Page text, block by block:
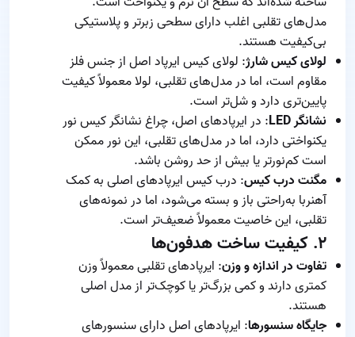
مدل‌های تقلبی اغلب دارای سطحی زبرتر و پلاستیکی
بی‌کیفیت هستند.
لولای کیس شارژ: لولای کیس ایرپاد اصل از جنس فلز
مقاوم است، اما در مدل‌های تقلبی، لولا معمولاً کیفیت
پایین‌تری دارد و شل‌تر است.
نشانگر LED
: در ایرپادهای اصل، چراغ نشانگر کیس نور
یکنواختی دارد، اما در مدل‌های تقلبی، این نور ممکن
است کم‌نورتر یا بیش از حد روشن باشد.
مگنت درب کیس: درب کیس ایرپادهای اصلی به کمک
آهنربا به‌راحتی باز و بسته می‌شود، اما در نمونه‌های
تقلبی، این خاصیت معمولاً ضعیف‌تر است.
۲. کیفیت ساخت هدفون‌ها
تفاوت در اندازه و وزن: ایرپادهای تقلبی معمولاً وزن
کمتری دارند و کمی بزرگ‌تر یا کوچک‌تر از مدل اصلی
هستند.
جایگاه سنسورها: ایرپادهای اصل دارای سنسورهای